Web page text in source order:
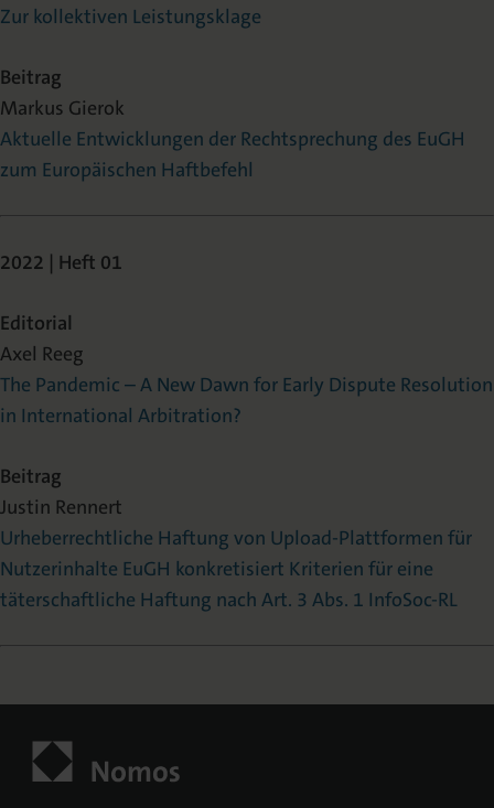
Zur kollektiven Leistungsklage
Beitrag
Markus Gierok
Aktuelle Entwicklungen der Rechtsprechung des EuGH
zum Europäischen Haftbefehl
2022 | Heft 01
Editorial
Axel Reeg
The Pandemic – A New Dawn for Early Dispute Resolution
in International Arbitration?
Beitrag
Justin Rennert
Urheberrechtliche Haftung von Upload-Plattformen für
Nutzerinhalte EuGH konkretisiert Kriterien für eine
täterschaftliche Haftung nach Art. 3 Abs. 1 InfoSoc-RL